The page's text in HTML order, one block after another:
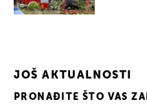
JOŠ AKTUALNOSTI
PRONAĐITE ŠTO VAS
UKLJUČITE